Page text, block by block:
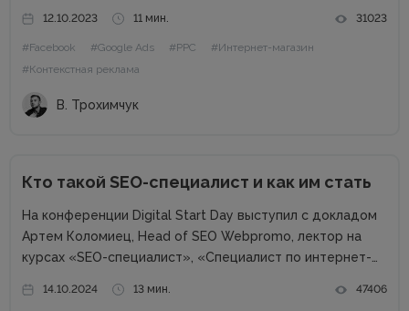
Статья будет полезна специалистам, которые
работают на фрилансе или в маленьких агентствах.
Почему...
12.10.2023 11 мин. 31023
#Facebook #Google Ads #PPC
#Интернет-магазин
#Контекстная реклама
В. Трохимчук
Кто такой SEO-специалист и как им стать
На конференции Digital Start Day выступил с докладом
Артем Коломиец, Head of SEO Webpromo, лектор на
курсах «SEO-специалист», «Специалист по интернет-
специалист, что должен знать и уметь, насколько
14.10.2024 13 мин. 47406